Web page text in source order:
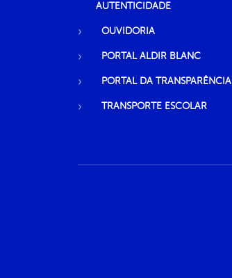
AUTENTICIDADE
OUVIDORIA
PORTAL ALDIR BLANC
PORTAL DA TRANSPARÊNCIA
TRANSPORTE ESCOLAR